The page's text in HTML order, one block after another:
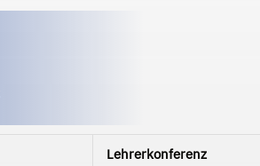
Lehrerkonferenz